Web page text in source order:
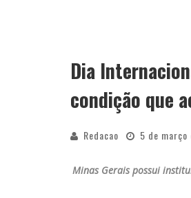
Dia
condição que
Redacao 5 de
Minas Gerais possui